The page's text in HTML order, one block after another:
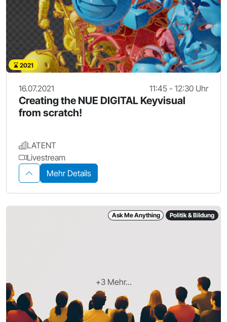
2021
16.07.2021 11:45 - 12:30 Uhr
Creating the NUE DIGITAL Keyvisual
from scratch!
LATENT
Livestream
Mehr Details
+3 Mehr...
Ask Me Anything Politik & Bildung